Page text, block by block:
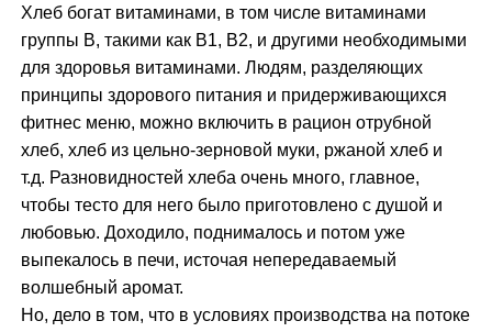
Хлеб богат витаминами, в том числе витаминами
группы В, такими как B1, B2, и другими необходимыми
для здоровья витаминами. Людям, разделяющих
принципы здорового питания и придерживающихся
фитнес меню, можно включить в рацион отрубной
хлеб, хлеб из цельно-зерновой муки, ржаной хлеб и
т.д. Разновидностей хлеба очень много, главное,
чтобы тесто для него было приготовлено с душой и
любовью. Доходило, поднималось и потом уже
выпекалось в печи, источая непередаваемый
волшебный аромат.
Но, дело в том, что в условиях производства на потоке